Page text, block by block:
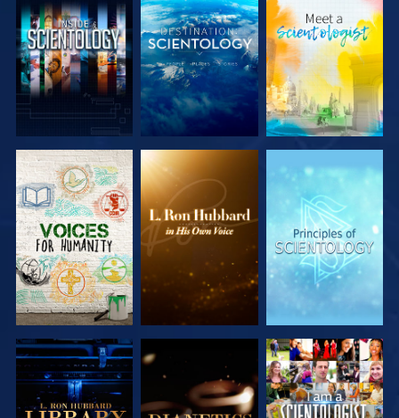
VERKEN DE
SERIE
VERKEN DE
SERIE
VERKEN DE
SERIE
VERKEN DE
SERIE
VERKEN DE
SERIE
KIJK